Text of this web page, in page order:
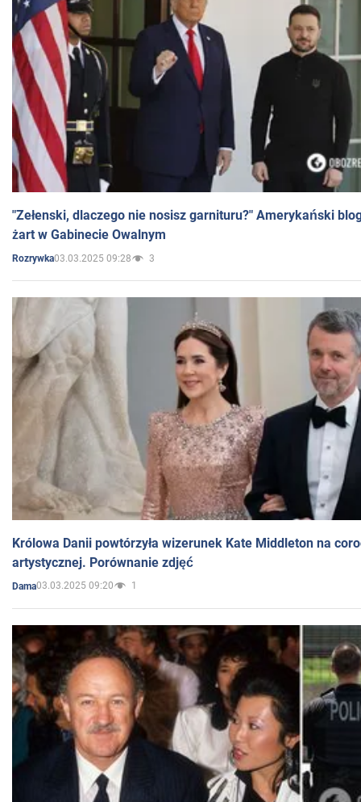
"Zełenski, dlaczego nie nosisz garnituru?" Amerykański
żart w Gabinecie Owalnym
Rozrywka03.03.2025 09:28 3
Królowa Danii powtórzyła wizerunek Kate Middleton na
artystycznej. Porównanie zdjęć
Dama03.03.2025 09:20 1